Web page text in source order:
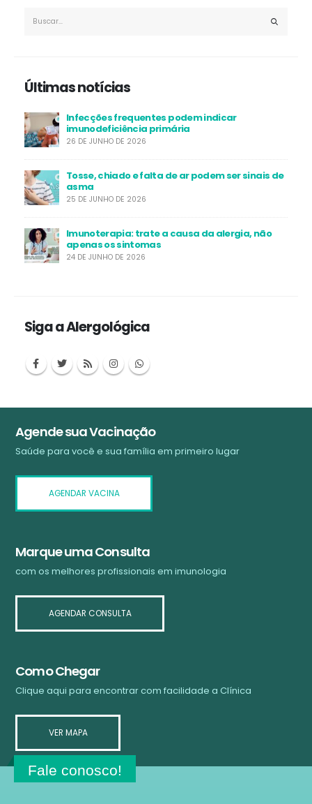
Últimas notícias
Infecções frequentes podem indicar
imunodeficiência primária
26 DE JUNHO DE 2026
Tosse, chiado e falta de ar podem ser sinais de
asma
25 DE JUNHO DE 2026
Imunoterapia: trate a causa da alergia, não
apenas os sintomas
24 DE JUNHO DE 2026
Siga a Alergológica
Agende sua Vacinação
Saúde para você e sua família em primeiro lugar
AGENDAR VACINA
Marque uma Consulta
com os melhores profissionais em imunologia
AGENDAR CONSULTA
Como Chegar
Clique aqui para encontrar com facilidade a Clínica
VER MAPA
Fale conosco!